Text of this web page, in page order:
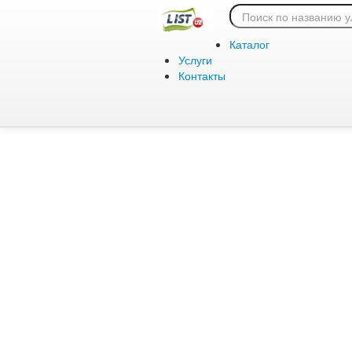
Каталог
Услуги
Контакты
Ошибка